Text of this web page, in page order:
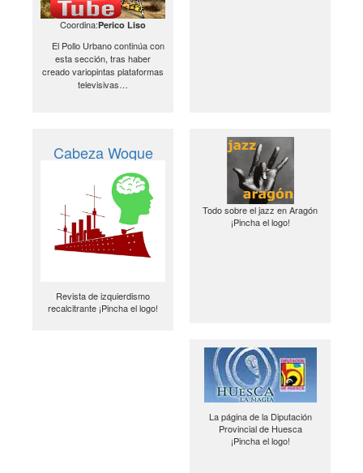
Coordina:Perico Liso
El Pollo Urbano continúa con
esta sección, tras haber
creado variopintas plataformas
televisivas…
Cabeza Woque
Revista de izquierdismo
recalcitrante ¡Pincha el logo!
Todo sobre el jazz en Aragón
¡Pincha el logo!
La página de la Diputación
Provincial de Huesca
¡Pincha el logo!